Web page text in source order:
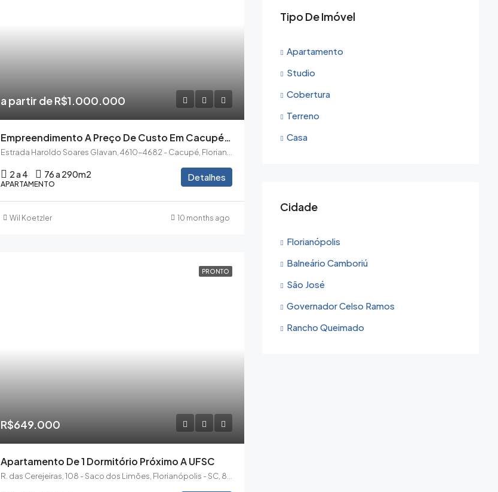
a partir de R$1.000.000
Empreendimento A Preço De Custo Em Cacupé Beira Mar
2 a 4 76 a 290m2
APARTAMENTO
Detalhes
Wil Koetzler 10 months ago
PRONTO
R$649.000
Apartamento De 1 Dormitório Próximo A UFSC
R. das Cerejeiras, 108 - Saco dos Limões, Florianópolis - SC, 88040-510
Tipo De Imóvel
Apartamento
Studio
Cobertura
Terreno
Casa
Cidade
Florianópolis
Balneário Camboriú
São José
Governador Celso Ramos
Rancho Queimado